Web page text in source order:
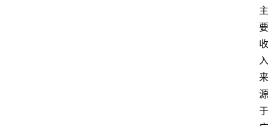
主
要
收
入
来
源
于